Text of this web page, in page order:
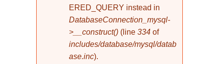
ERED_QUERY instead in
DatabaseConnection_mysql-
>__construct() (line 334 of
includes/database/mysql/datab
ase.inc).